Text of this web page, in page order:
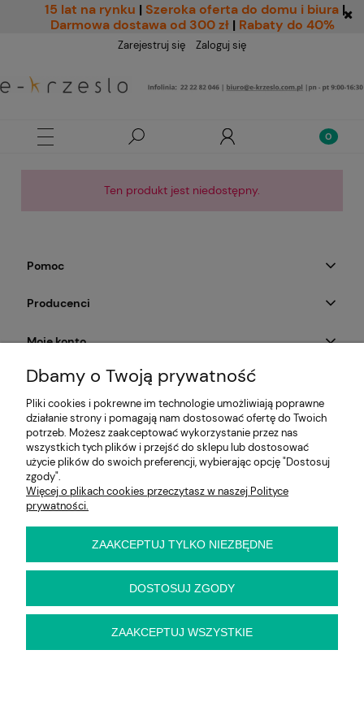
15 lat na rynku | Szeroka oferta do domu i biura |
Darmowa dostawa od 300 zł | Rabaty do 40%
Zarejestruj się Zaloguj się
Ten produkt jest niedostępny.
Pomoc
Producenci
Moje konto
Na skróty
Informacje
E-KRZESŁO
Biuro handlowe (bez ekspozycji). Prosimy o wcześniejszy
kontakt przed wizytą
ul. Cynamonowa 2,
56-410 Dobroszyce,
Kontakt:
biuro@e-krzeslo.com.pl
Dbamy o Twoją prywatność
Pliki cookies i pokrewne im technologie umożliwiają poprawne
działanie strony i pomagają nam dostosować ofertę do Twoich
potrzeb. Możesz zaakceptować wykorzystanie przez nas
wszystkich tych plików i przejść do sklepu lub dostosować
użycie plików do swoich preferencji, wybierając opcję "Dostosuj
zgody".
Więcej o plikach cookies przeczytasz w naszej Polityce
prywatności.
ZAAKCEPTUJ TYLKO NIEZBĘDNE
DOSTOSUJ ZGODY
ZAAKCEPTUJ WSZYSTKIE